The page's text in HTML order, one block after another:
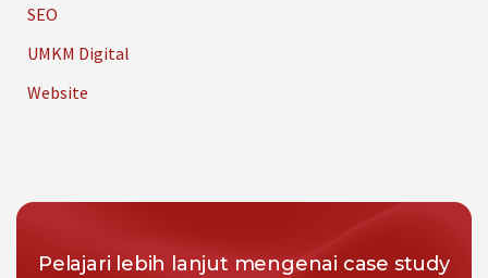
SEO
UMKM Digital
Website
Pelajari lebih lanjut mengenai case study